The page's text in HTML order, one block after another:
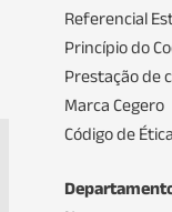
Referencial
Princípio do
Prestação de
Marca Cegero
Código de Ética